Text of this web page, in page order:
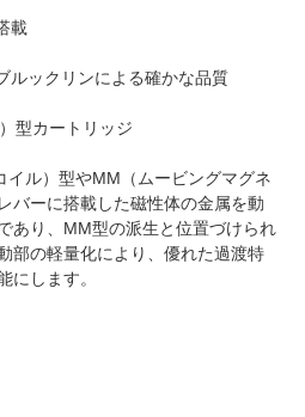
載
ルックリンによる確かな品質
型カートリッジ
イル）型やMM（ムービングマグネ
バーに搭載した磁性体の金属を動
あり、MM型の派生と位置づけられ
部の軽量化により、優れた過渡特
にします。